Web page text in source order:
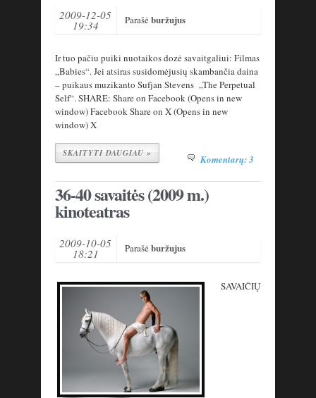
2009-12-05
19:34 Parašėburžujus
Ir tuo pačiu puiki nuotaikos dozė savaitgaliui: Filmas
„Babies“. Jei atsiras susidomėjusių skambančia daina
– puikaus muzikanto Sufjan Stevens „The Perpetual
Self“. SHARE: Share on Facebook (Opens in new
window) Facebook Share on X (Opens in new
window) X
SKAITYTI DAUGIAU » Komentarų: 3
36-40 savaitės (2009 m.)
kinoteatras
2009-10-05
18:21 Parašėburžujus
SAVAIČIŲ